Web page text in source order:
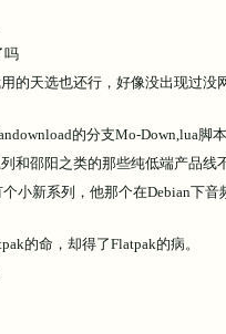
吗
的天选也还行，好像没出现过没
的分支Mo-Down,lua脚本
和邵阳之类的那些纯低端产品线
小新系列，他那个在Debian下音
的命，却得了Flatpak的病。